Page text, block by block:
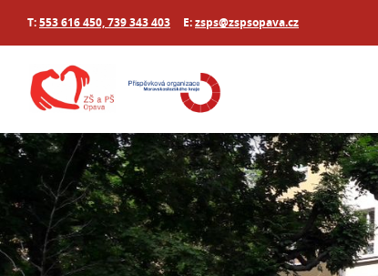
T:553 616 450, 739 343 403 E:zsps@zspsopava.cz